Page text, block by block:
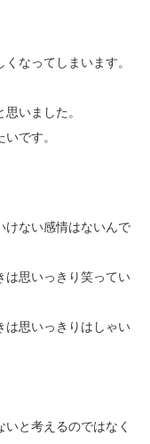
なってしまいます。
いました。
です。
けない感情はないんで
は思いっきり笑ってい
は思いっきりはしゃい
と考えるのではなく